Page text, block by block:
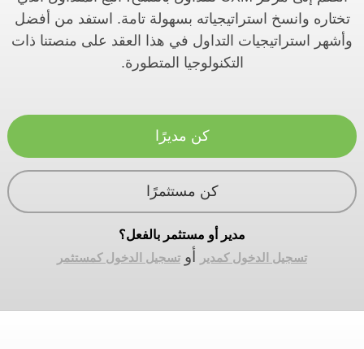
تختاره وانسخ استراتيجياته بسهولة تامة. استفد من أفضل
وأشهر استراتيجيات التداول في هذا العقد على منصتنا ذات
التكنولوجيا المتطورة.
كن مديرًا
كن مستثمرًا
مدير أو مستثمر بالفعل؟
تسجيل الدخول كمدير
أو تسجيل الدخول كمستثمر